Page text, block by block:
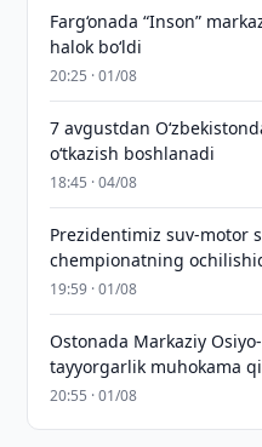
Farg‘onada “Inson”
halok bo‘ldi
20:25 · 01/08
7 avgustdan
o‘tkazish boshlanadi
18:45 · 04/08
Prezidentimiz suv-motor
chempionatning
19:59 · 01/08
Ostonada Markaziy
tayyorgarlik muhokama
20:55 · 01/08